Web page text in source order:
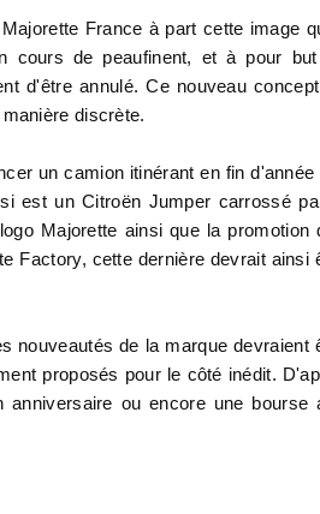
France à part cette image
cours de peaufinent, et à pour
d'être annulé. Ce nouveau
discrète.
un camion itinérant en fin d'année
est un Citroën Jumper carrossé
Majorette ainsi que la promotion
Factory, cette dernière devrait ainsi
nouveautés de la marque devraient
proposés pour le côté inédit.
ou encore une bourse